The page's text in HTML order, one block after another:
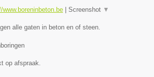
www.boreninbeton.be Screenshot ▼
alle gaten in beton en of steen.
op afspraak.